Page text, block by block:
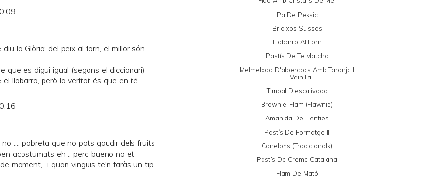
la Glòria: del peix al forn, el millor són
que es digui igual (segons el diccionari)
el llobarro, però la veritat és que en té
.... pobreta que no pots gaudir dels fruits
acostumats eh .. pero bueno no et
moment,.. i quan vinguis te'n faràs un tip
Pa De Pessic
Brioixos Suïssos
Llobarro Al Forn
Pastís De Te Matcha
Melmelada D'albercocs Amb Taronja I
Vainilla
Timbal D'escalivada
Brownie-Flam (Flawnie)
Amanida De Llenties
Pastís De Formatge II
Canelons (tradicionals)
Pastís De Crema Catalana
Flam De Mató